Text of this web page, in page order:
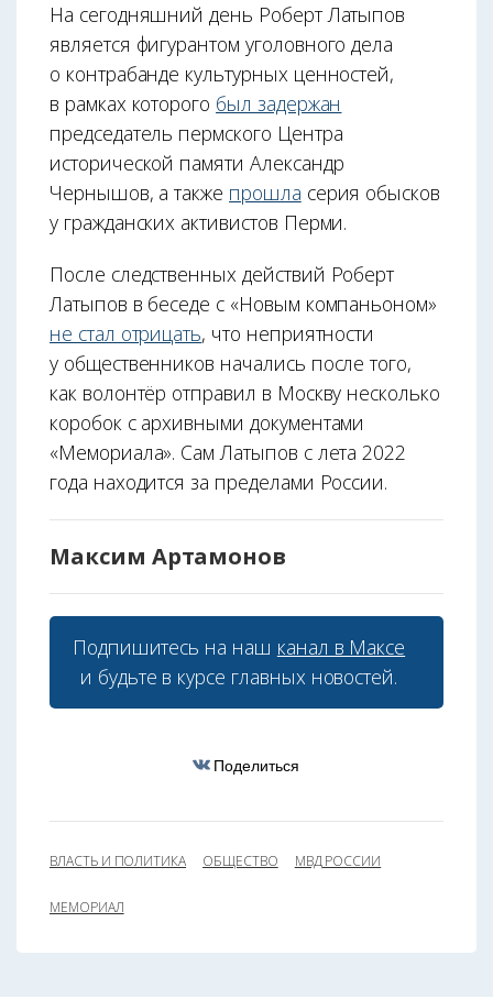
На сегодняшний день Роберт Латыпов
является фигурантом уголовного дела
о контрабанде культурных ценностей,
в рамках которого был задержан
председатель пермского Центра
исторической памяти Александр
Чернышов, а также прошла серия обысков
у гражданских активистов Перми.
После следственных действий Роберт
Латыпов в беседе с «Новым компаньоном»
не стал отрицать, что неприятности
у общественников начались после того,
как волонтёр отправил в Москву несколько
коробок с архивными документами
«Мемориала». Сам Латыпов с лета 2022
года находится за пределами России.
Максим Артамонов
Подпишитесь на наш канал в Максе
и будьте в курсе главных новостей.
Поделиться
ВЛАСТЬ И ПОЛИТИКА ОБЩЕСТВО МВД РОССИИ
МЕМОРИАЛ